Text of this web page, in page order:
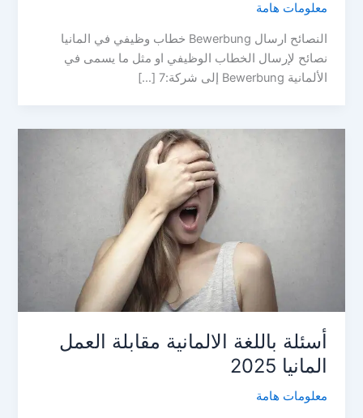
معلومات هامة
النصائح ارسال Bewerbung خطاب وظيفي في المانيا
نصائح لإرسال الخطاب الوظيفي او مثل ما يسمى في
الألمانية Bewerbung إلى شركة:7 […]
أسئلة باللغة الالمانية مقابلة العمل
المانيا 2025
معلومات هامة